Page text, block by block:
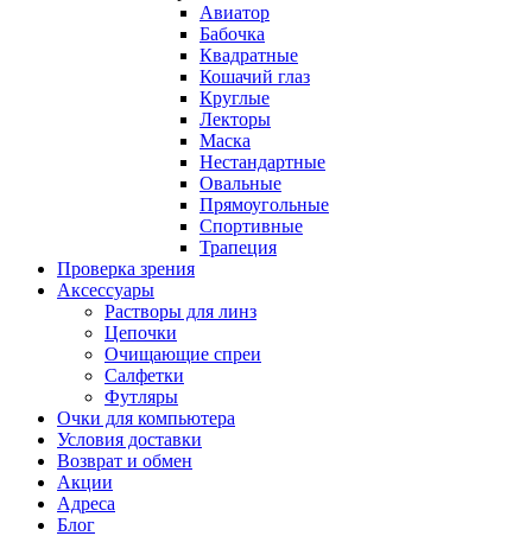
Авиатор
Бабочка
Квадратные
Кошачий глаз
Круглые
Лекторы
Маска
Нестандартные
Овальные
Прямоугольные
Спортивные
Трапеция
Проверка зрения
Аксессуары
Растворы для линз
Цепочки
Очищающие спреи
Салфетки
Футляры
Очки для компьютера
Условия доставки
Возврат и обмен
Акции
Адреса
Блог